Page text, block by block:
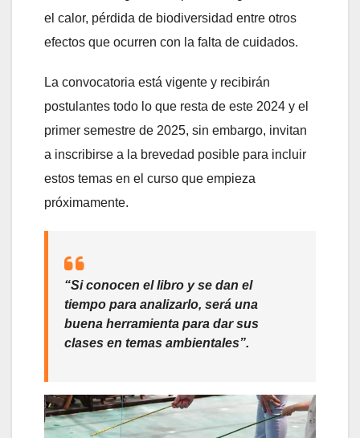
el calor, pérdida de biodiversidad entre otros
efectos que ocurren con la falta de cuidados.
La convocatoria está vigente y recibirán
postulantes todo lo que resta de este 2024 y el
primer semestre de 2025, sin embargo, invitan
a inscribirse a la brevedad posible para incluir
estos temas en el curso que empieza
próximamente.
“Si conocen el libro y se dan el
tiempo para analizarlo, será una
buena herramienta para dar sus
clases en temas ambientales”.